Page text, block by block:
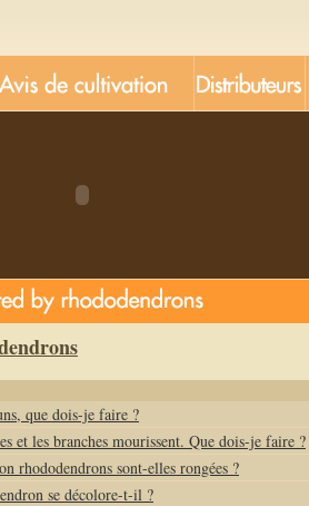
que dois-je faire ?
et les branches mourissent. Que dois-je faire ?
rhododendrons sont-elles rongées ?
se décolore-t-il ?